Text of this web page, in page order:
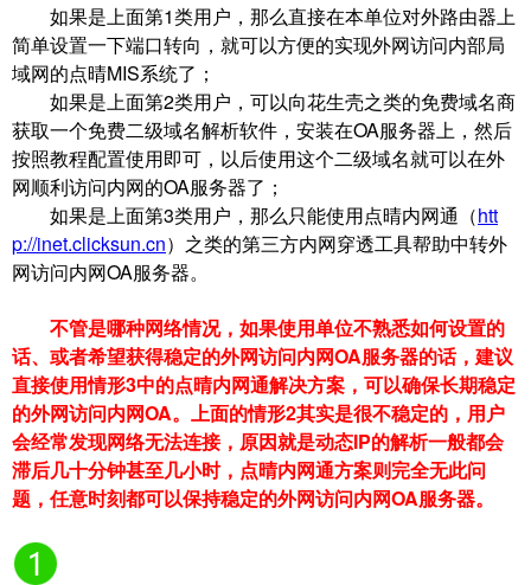
如果是上面第1类用户，那么直接在本单位对外路由器上
简单设置一下端口转向，就可以方便的实现外网访问内部局
域网的点晴MIS系统了；
如果是上面第2类用户，可以向花生壳之类的免费域名商
获取一个免费二级域名解析软件，安装在OA服务器上，然后
按照教程配置使用即可，以后使用这个二级域名就可以在外
网顺利访问内网的OA服务器了；
如果是上面第3类用户，那么只能使用点晴内网通（htt
p://inet.clicksun.cn）之类的第三方内网穿透工具帮助中转外
网访问内网OA服务器。
不管是哪种网络情况，如果使用单位不熟悉如何设置的
话、或者希望获得稳定的外网访问内网OA服务器的话，建议
直接使用情形3中的点晴内网通解决方案，可以确保长期稳定
的外网访问内网OA。上面的情形2其实是很不稳定的，用户
会经常发现网络无法连接，原因就是动态IP的解析一般都会
滞后几十分钟甚至几小时，点晴内网通方案则完全无此问
题，任意时刻都可以保持稳定的外网访问内网OA服务器。